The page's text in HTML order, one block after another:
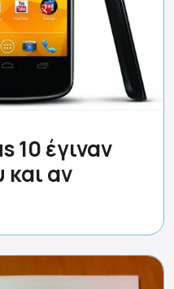
10 έγιναν
αν